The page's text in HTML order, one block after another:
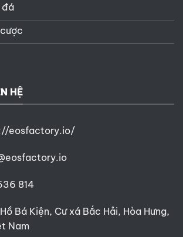
đá
HỆ
eosfactory.io/
814
Bá Kiện, Cư xá Bắc Hải, Hòa Hưng,
Nam